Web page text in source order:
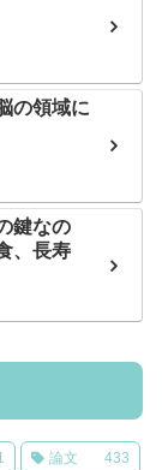
の領域に
鍵なの
、長寿
論文 433